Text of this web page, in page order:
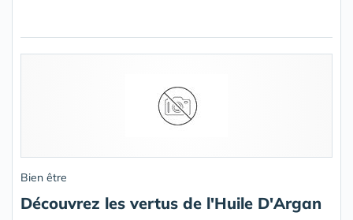
Bien être
Découvrez les vertus de l'Huile D'Argan